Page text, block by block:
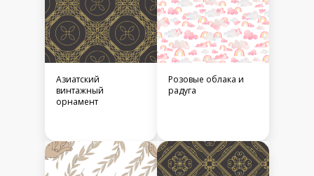
Азиатский
винтажный
орнамент
Розовые облака и
радуга